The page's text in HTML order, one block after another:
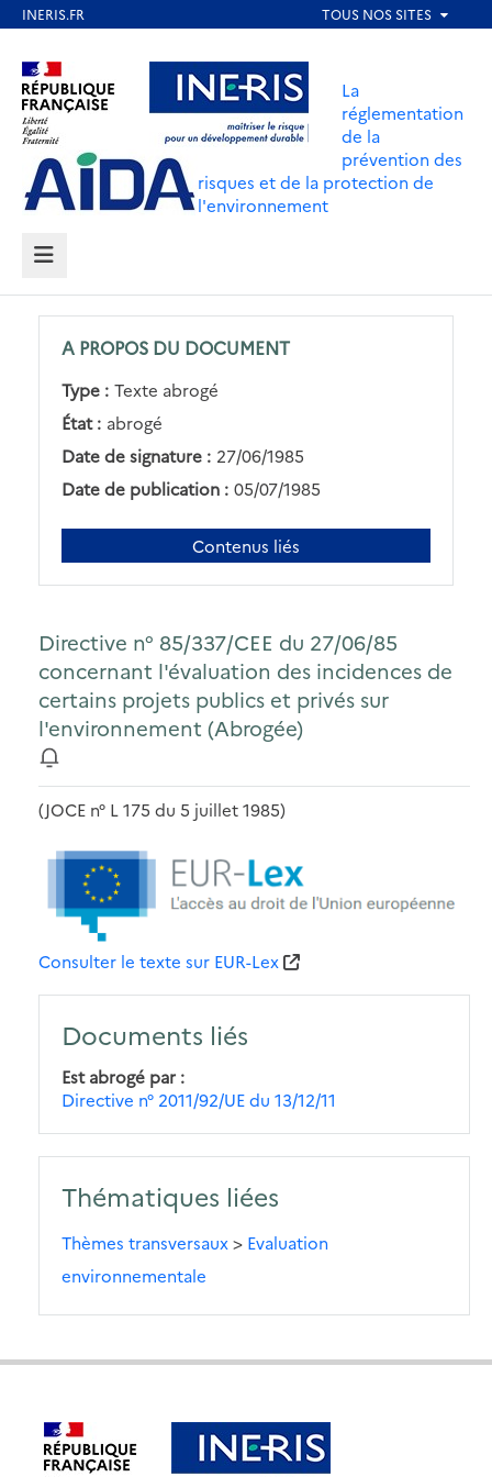
contenu
principal
Aller au contenu Aller au menu
Aller au pied de page
La
réglementation
de la
prévention des
risques et de la protection de
l'environnement
MENU
A PROPOS DU DOCUMENT
Type : Texte abrogé
État : abrogé
Date de signature : 27/06/1985
Date de publication : 05/07/1985
Contenus liés
Directive n° 85/337/CEE du 27/06/85
concernant l'évaluation des incidences de
certains projets publics et privés sur
l'environnement (Abrogée)
(JOCE n° L 175 du 5 juillet 1985)
Consulter le texte sur EUR-Lex
Documents liés
Est abrogé par
Directive n° 2011/92/UE du 13/12/11
Thématiques liées
Thèmes transversaux> Evaluation
environnementale